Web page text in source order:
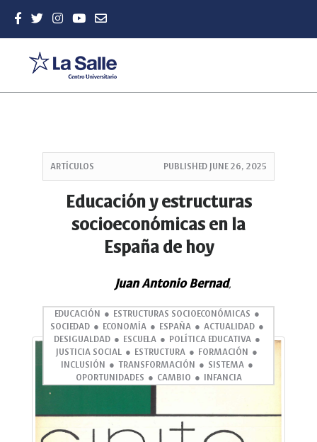
ARTÍCULOS PUBLISHED JUNE 26, 2025
Educación y estructuras
socioeconómicas en la
España de hoy
Juan Antonio Bernad,
EDUCACIÓN
ESTRUCTURAS SOCIOECONÓMICAS
SOCIEDAD
ECONOMÍA ESPAÑA
ACTUALIDAD
DESIGUALDAD
ESCUELA
POLÍTICA EDUCATIVA
JUSTICIA SOCIAL
ESTRUCTURA
FORMACIÓN
INCLUSIÓN
TRANSFORMACIÓN
SISTEMA
OPORTUNIDADES
CAMBIO INFANCIA